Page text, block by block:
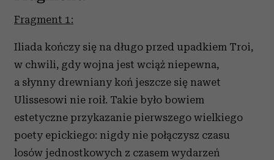
Fragment 1:
Iliada kończy się na długo przed upadkiem Troi,
w chwili, gdy wojna jest wciąż niepewna,
a słynny drewniany koń jeszcze się nawet
Ulissesowi nie roił. Takie było bowiem
estetyczne przykazanie pierwszego wielkiego
poety epickiego: nigdy nie połączysz czasu
losów jednostkowych z czasem wydarzeń